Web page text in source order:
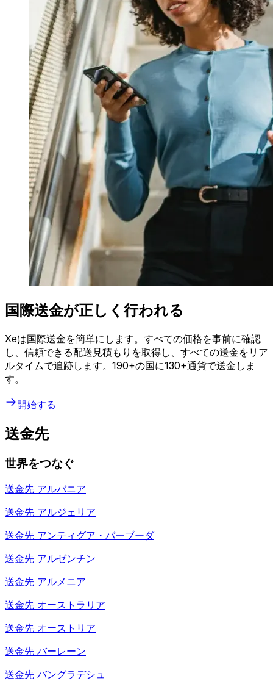
国際送金が正しく行われる
Xeは国際送金を簡単にします。すべての価格を事前に確認
し、信頼できる配送見積もりを取得し、すべての送金をリア
ルタイムで追跡します。190+の国に130+通貨で送金しま
す。
開始する
送金先
世界をつなぐ
送金先 アルバニア
送金先 アルジェリア
送金先 アンティグア・バーブーダ
送金先 アルゼンチン
送金先 アルメニア
送金先 オーストラリア
送金先 オーストリア
送金先 バーレーン
送金先 バングラデシュ